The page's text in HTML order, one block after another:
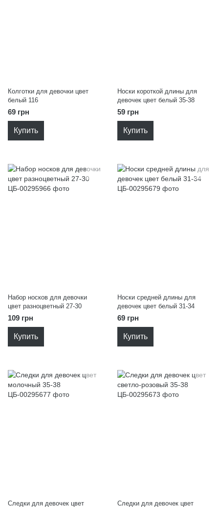
Колготки для девочки цвет
белый 116
69 грн
Купить
Носки короткой длины для
девочек цвет белый 35-38
59 грн
Купить
Набор носков для девочки
цвет разноцветный 27-30
109 грн
Купить
Носки средней длины для
девочек цвет белый 31-34
69 грн
Купить
Следки для девочек цвет Следки для девочек цвет